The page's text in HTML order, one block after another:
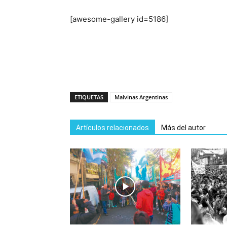
[awesome-gallery id=5186]
ETIQUETAS Malvinas Argentinas
Artículos relacionados Más del autor